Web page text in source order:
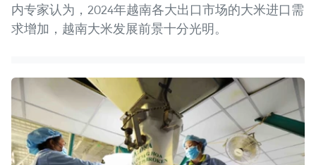
内专家认为，2024年越南各大出口市场的大米进口需
求增加，越南大米发展前景十分光明。